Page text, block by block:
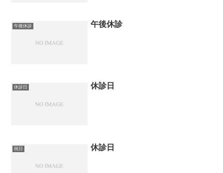
午後休診 午後休診
休診日 休診日
祝日 休診日